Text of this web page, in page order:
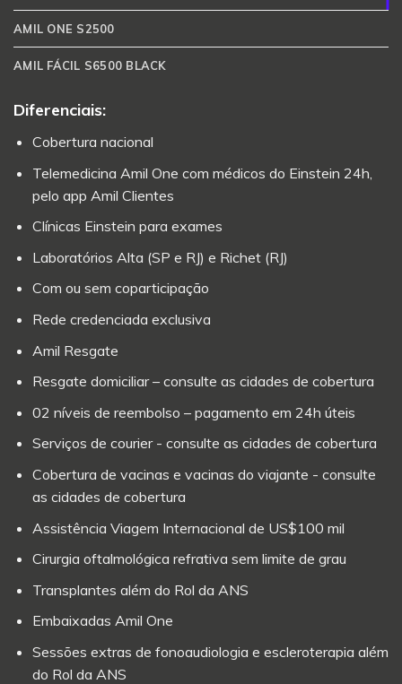
AMIL ONE S2500
AMIL FÁCIL S6500 BLACK
Diferenciais:
Cobertura nacional
Telemedicina Amil One com médicos do Einstein 24h,
pelo app Amil Clientes
Clínicas Einstein para exames
Laboratórios Alta (SP e RJ) e Richet (RJ)
Com ou sem coparticipação
Rede credenciada exclusiva
Amil Resgate
Resgate domiciliar – consulte as cidades de cobertura
02 níveis de reembolso – pagamento em 24h úteis
Serviços de courier - consulte as cidades de cobertura
Cobertura de vacinas e vacinas do viajante - consulte
as cidades de cobertura
Assistência Viagem Internacional de US$100 mil
Cirurgia oftalmológica refrativa sem limite de grau
Transplantes além do Rol da ANS
Embaixadas Amil One
Sessões extras de fonoaudiologia e escleroterapia além
do Rol da ANS